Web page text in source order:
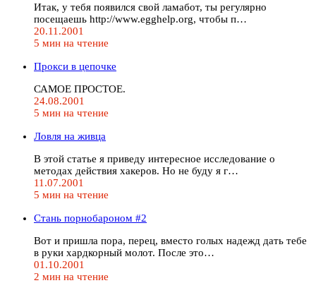
Итак, у тебя появился свой ламабот, ты регулярно
посещаешь http://www.egghelp.org, чтобы п…
20.11.2001
5 мин на чтение
Прокси в цепочке
САМОЕ ПРОСТОЕ.
24.08.2001
5 мин на чтение
Ловля на живца
В этой статье я приведу интересное исследование о
методах действия хакеров. Но не буду я г…
11.07.2001
5 мин на чтение
Стань порнобароном #2
Вот и пришла пора, перец, вместо голых надежд дать тебе
в руки хардкорный молот. После это…
01.10.2001
2 мин на чтение